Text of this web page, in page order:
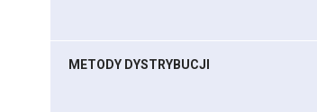
METODY DYSTRYBUCJI